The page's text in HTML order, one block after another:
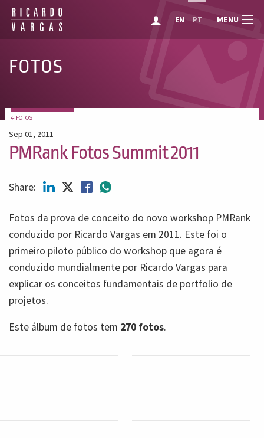
EN PT MENU
FOTOS
← FOTOS
Sep 01, 2011
PMRank Fotos Summit 2011
Share:
Fotos da prova de conceito do novo workshop PMRank
conduzido por Ricardo Vargas em 2011. Este foi o
primeiro piloto público do workshop que agora é
conduzido mundialmente por Ricardo Vargas para
explicar os conceitos fundamentais de portfolio de
projetos.
Este álbum de fotos tem 270 fotos.